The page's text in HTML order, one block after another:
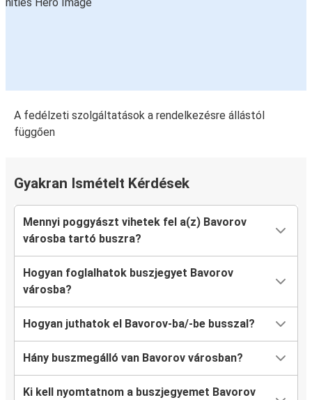
A fedélzeti szolgáltatások a rendelkezésre állástól
függően
Gyakran Ismételt Kérdések
Mennyi poggyászt vihetek fel a(z) Bavorov
városba tartó buszra?
Hogyan foglalhatok buszjegyet Bavorov
városba?
Hogyan juthatok el Bavorov-ba/-be busszal?
Hány buszmegálló van Bavorov városban?
Ki kell nyomtatnom a buszjegyemet Bavorov